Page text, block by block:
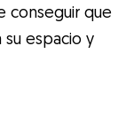
conseguir que
espacio y